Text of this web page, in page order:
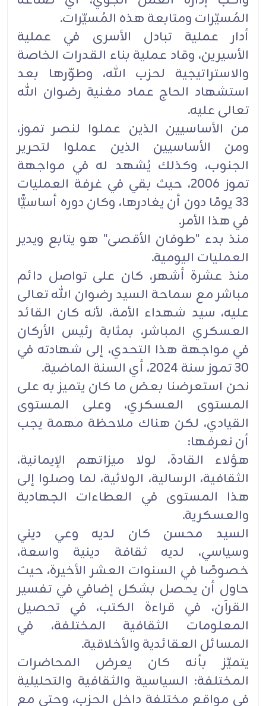
المُسيّرات ومتابعة ‏هذه المُسيّرات.‏
أدار عملية تبادل الأسرى في عملية
الأسيرين، وقاد عملية بناء القدرات الخاصة
والاستراتيجية لحزب الله، ‏وطوّرها بعد
استشهاد الحاج عماد مغنية رضوان الله
تعالى عليه.‏
من الأساسيين الذين عملوا لنصر تموز،
ومن الأساسيين الذين عملوا لتحرير
الجنوب، وكذلك يُشهد له في ‏مواجهة
تموز 2006، حيث بقي في غرفة العمليات
33 يومًا دون أن يغادرها، وكان دوره أساسيًّا
في هذا ‏الأمر.‏
منذ بدء "طوفان الأقصى" هو يتابع ويدير
العمليات اليومية.‏
منذ عشرة أشهر، كان على تواصل دائم
مباشر مع سماحة السيد رضوان الله تعالى
عليه، سيد شهداء الأمة، ‏لأنه كان القائد
العسكري المباشر، بمثابة رئيس الأركان
في مواجهة هذا التحدي، إلى شهادته في
30 تموز ‏سنة 2024، أي السنة الماضية.‏
نحن استعرضنا بعض ما كان يتميز به على
المستوى العسكري، وعلى المستوى
القيادي، لكن هناك ملاحظة ‏مهمة يجب
أن نعرفها:‏
هؤلاء القادة، لولا ميزاتهم الإيمانية،
الثقافية، الرسالية، الولائية، لما وصلوا إلى
هذا المستوى في العطاءات ‏الجهادية
والعسكرية.‏
السيد محسن كان لديه وعي ديني
وسياسي، لديه ثقافة دينية واسعة،
خصوصًا في السنوات العشر الأخيرة، ‏حيث
حاول أن يحصل بشكل إضافي في تفسير
القرآن، في قراءة الكتب، في تحصيل
المعلومات الثقافية ‏المختلفة، في
المسائل العقائدية والأخلاقية.‏
يتميّز بأنه كان يعرض المحاضرات
المختلفة: السياسية والثقافية والتحليلية
في مواقع مختلفة داخل الحزب، ‏وحتى مع